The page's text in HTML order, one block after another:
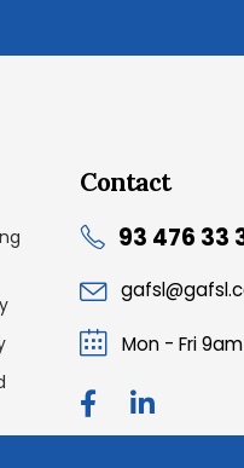
Contact
93 476 33
Mon - Fri